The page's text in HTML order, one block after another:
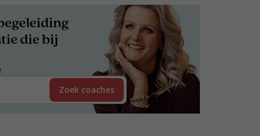
die bij
Zoek coaches